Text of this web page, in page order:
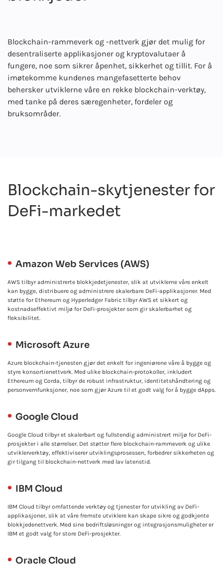
Blockchain-rammeverk og -nettverk gjør det mulig for
desentraliserte applikasjoner og kryptovalutaer å
fungere, noe som sikrer åpenhet, sikkerhet og tillit. For å
imøtekomme kundenes mangefasetterte behov
behersker utviklerne våre en rekke blockchain-verktøy,
med tanke på deres særegenheter, fordeler og
bruksområder.
Blockchain-skytjenester for
DeFi-markedet
Amazon Web Services (AWS)
AWS tilbyr administrerte blokkjedetjenester, slik at utviklerne våre enkelt
kan bygge, distribuere og administrere skalerbare DeFi-applikasjoner. Med
støtte for Ethereum og Hyperledger Fabric tilbyr AWS et sikkert og
kostnadseffektivt miljø for DeFi-prosjekter som gir skalerbarhet og
fleksibilitet.
Microsoft Azure
Azure blockchain-tjenesten gjør det enkelt for ingeniørene våre å bygge og
styre konsortienettverk. Med ulike blockchain-protokoller, inkludert
Ethereum og Corda, tilbyr de robust infrastruktur, identitetshåndtering og
personvernfunksjoner, noe som gjør Azure til et godt valg for å bygge dApps.
Google Cloud
Google Cloud tilbyr et skalerbart og fullstendig administrert miljø for DeFi-
prosjekter i alle størrelser. Det støtter flere blockchain-rammeverk og ulike
utviklerverktøy, effektiviserer utviklingsprosessen, forbedrer sikkerheten og
gir tilgang til blockchain-nettverk med lav latenstid.
IBM Cloud
IBM Cloud tilbyr omfattende verktøy og tjenester for utvikling av DeFi-
applikasjoner, slik at våre fremste utviklere kan skape sikre og godkjente
blokkjedenettverk. Med sine bedriftsløsninger og integrasjonsmuligheter er
IBM et godt valg for store DeFi-prosjekter.
Oracle Cloud